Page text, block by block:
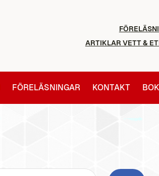
ARTIKLAR VETT &
FÖRELÄSNINGAR KONTAKT BOK